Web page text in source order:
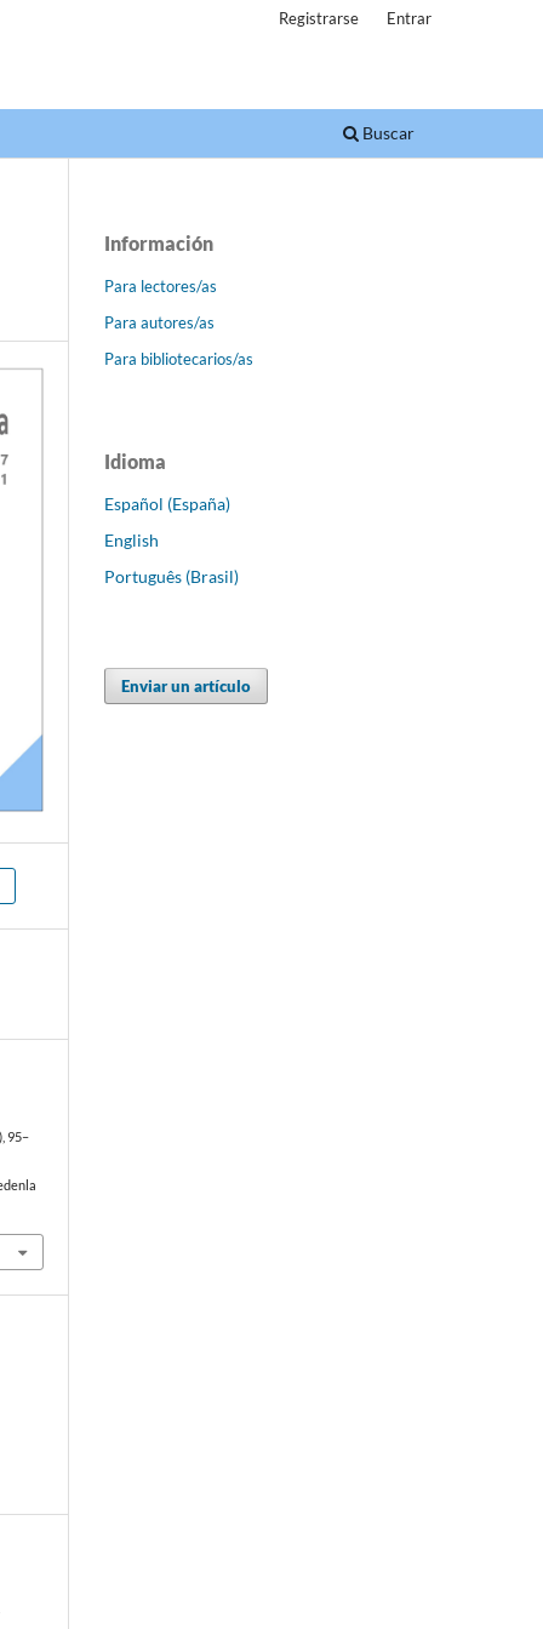
Buscar
Registrarse Entrar
95–
Información
Para lectores/as
Para autores/as
Para bibliotecarios/as
Idioma
Español (España)
English
Português (Brasil)
Enviar un artículo